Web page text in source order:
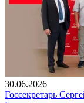
30.06.2026
Госсекретарь